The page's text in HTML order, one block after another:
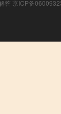
答 京ICP备